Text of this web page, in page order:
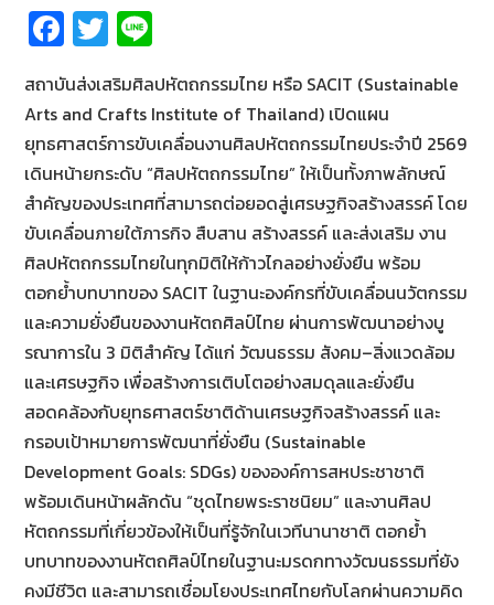
Fa
ce
b
o
o
k
T
wi
tt
er
n
e
สถาบันส่งเสริมศิลปหัตถกรรมไทย หรือ SACIT (Sustainable
Arts and Crafts Institute of Thailand) เปิดแผน
ยุทธศาสตร์การขับเคลื่อนงานศิลปหัตถกรรมไทยประจำปี 2569
เดินหน้ายกระดับ “ศิลปหัตถกรรมไทย” ให้เป็นทั้งภาพลักษณ์
สำคัญของประเทศที่สามารถต่อยอดสู่เศรษฐกิจสร้างสรรค์ โดย
ขับเคลื่อนภายใต้ภารกิจ สืบสาน สร้างสรรค์ และส่งเสริม งาน
ศิลปหัตถกรรมไทยในทุกมิติให้ก้าวไกลอย่างยั่งยืน พร้อม
ตอกย้ำบทบาทของ SACIT ในฐานะองค์กรที่ขับเคลื่อนนวัตกรรม
และความยั่งยืนของงานหัตถศิลป์ไทย ผ่านการพัฒนาอย่างบู
รณาการใน 3 มิติสำคัญ ได้แก่ วัฒนธรรม สังคม–สิ่งแวดล้อม
และเศรษฐกิจ เพื่อสร้างการเติบโตอย่างสมดุลและยั่งยืน
สอดคล้องกับยุทธศาสตร์ชาติด้านเศรษฐกิจสร้างสรรค์ และ
กรอบเป้าหมายการพัฒนาที่ยั่งยืน (Sustainable
Development Goals: SDGs) ขององค์การสหประชาชาติ
พร้อมเดินหน้าผลักดัน “ชุดไทยพระราชนิยม” และงานศิลป
หัตถกรรมที่เกี่ยวข้องให้เป็นที่รู้จักในเวทีนานาชาติ ตอกย้ำ
บทบาทของงานหัตถศิลป์ไทยในฐานะมรดกทางวัฒนธรรมที่ยัง
คงมีชีวิต และสามารถเชื่อมโยงประเทศไทยกับโลกผ่านความคิด